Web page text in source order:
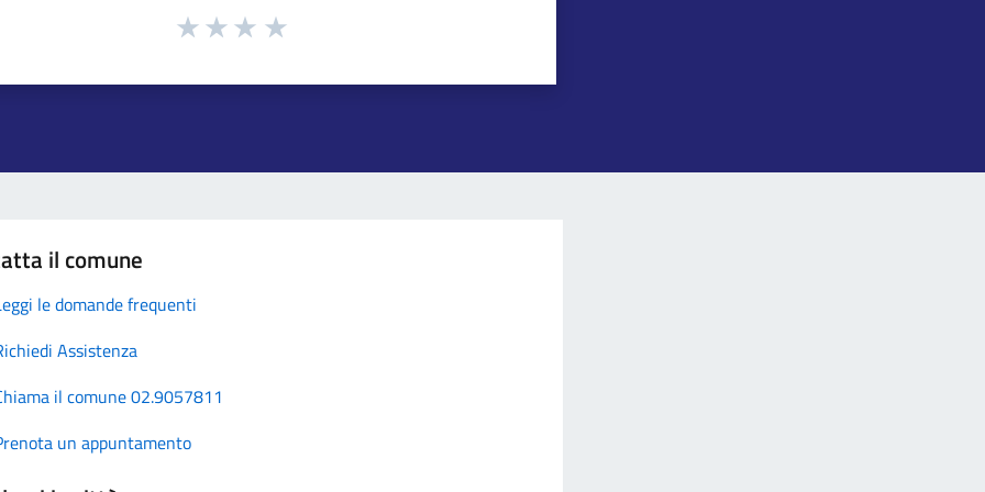
il comune
le domande frequenti
Assistenza
il comune 02.9057811
un appuntamento